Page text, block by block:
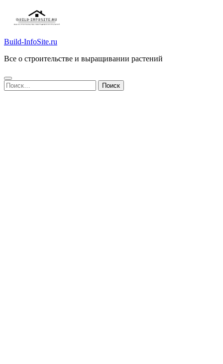
Build-InfoSite.ru
Все о строительстве и выращивании растений
Найти: